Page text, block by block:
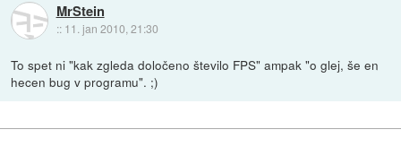
MrStein
:: 11. jan 2010, 21:30
To spet ni "kak zgleda določeno število FPS" ampak "o glej, še en
hecen bug v programu". ;)